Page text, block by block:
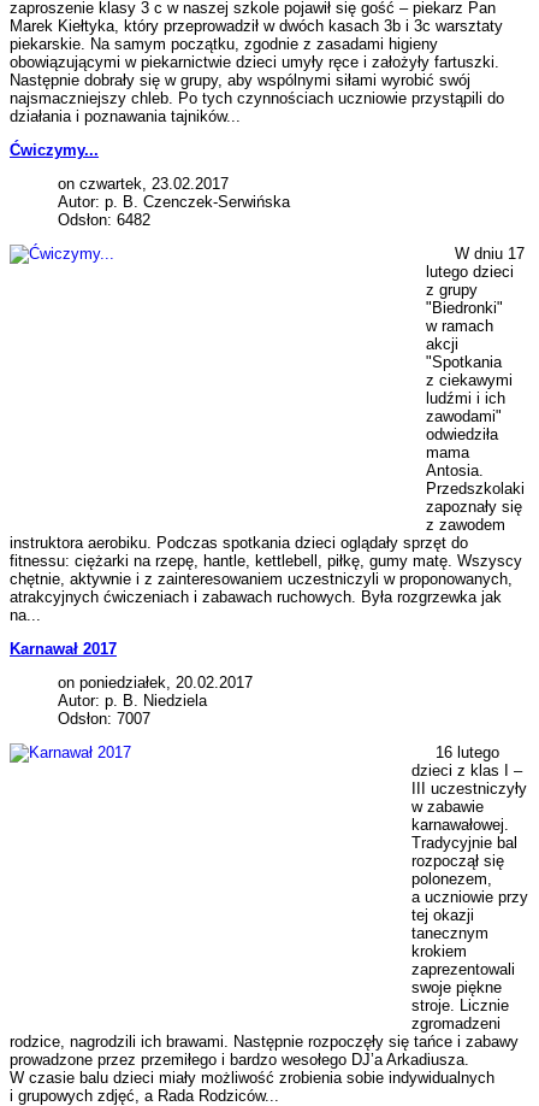
zaproszenie klasy 3 c w naszej szkole pojawił się gość – piekarz Pan
Marek Kiełtyka, który przeprowadził w dwóch kasach 3b i 3c warsztaty
piekarskie. Na samym początku, zgodnie z zasadami higieny
obowiązującymi w piekarnictwie dzieci umyły ręce i założyły fartuszki.
Następnie dobrały się w grupy, aby wspólnymi siłami wyrobić swój
najsmaczniejszy chleb. Po tych czynnościach uczniowie przystąpili do
działania i poznawania tajników...
Ćwiczymy...
on czwartek, 23.02.2017
Autor: p. B. Czenczek-Serwińska
Odsłon: 6482
W dniu 17
lutego dzieci
z grupy
"Biedronki"
w ramach
akcji
"Spotkania
z ciekawymi
ludźmi i ich
zawodami"
odwiedziła
mama
Antosia.
Przedszkolaki
zapoznały się
z zawodem
instruktora aerobiku. Podczas spotkania dzieci oglądały sprzęt do
fitnessu: ciężarki na rzepę, hantle, kettlebell, piłkę, gumy matę. Wszyscy
chętnie, aktywnie i z zainteresowaniem uczestniczyli w proponowanych,
atrakcyjnych ćwiczeniach i zabawach ruchowych. Była rozgrzewka jak
na...
Karnawał 2017
on poniedziałek, 20.02.2017
Autor: p. B. Niedziela
Odsłon: 7007
16 lutego
dzieci z klas I –
III uczestniczyły
w zabawie
karnawałowej.
Tradycyjnie bal
rozpoczął się
polonezem,
a uczniowie przy
tej okazji
tanecznym
krokiem
zaprezentowali
swoje piękne
stroje. Licznie
zgromadzeni
rodzice, nagrodzili ich brawami. Następnie rozpoczęły się tańce i zabawy
prowadzone przez przemiłego i bardzo wesołego DJ’a Arkadiusza.
W czasie balu dzieci miały możliwość zrobienia sobie indywidualnych
i grupowych zdjęć, a Rada Rodziców...